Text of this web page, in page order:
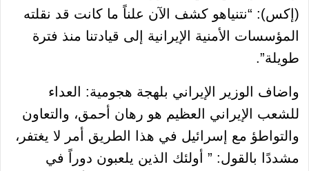
(إكس): “نتنياهو كشف الآن علناً ما كانت قد نقلته
المؤسسات الأمنية الإيرانية إلى قيادتنا منذ فترة
طويلة”.
واضاف الوزير الإيراني بلهجة هجومية: العداء
للشعب الإيراني العظيم هو رهان أحمق، والتعاون
والتواطؤ مع إسرائيل في هذا الطريق أمر لا يغتفر،
مشددًا بالقول: ” أولئك الذين يلعبون دوراً في